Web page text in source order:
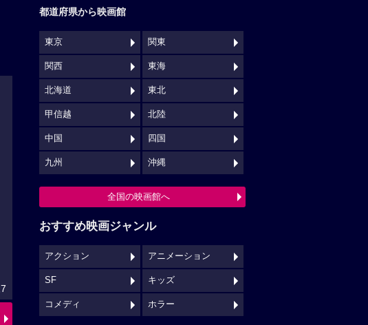
都道府県から映画館
東京 関東
関西 東海
北海道 東北
甲信越 北陸
中国 四国
九州 沖縄
全国の映画館へ
おすすめ映画ジャンル
アクション アニメーション
SF キッズ
コメディ ホラー